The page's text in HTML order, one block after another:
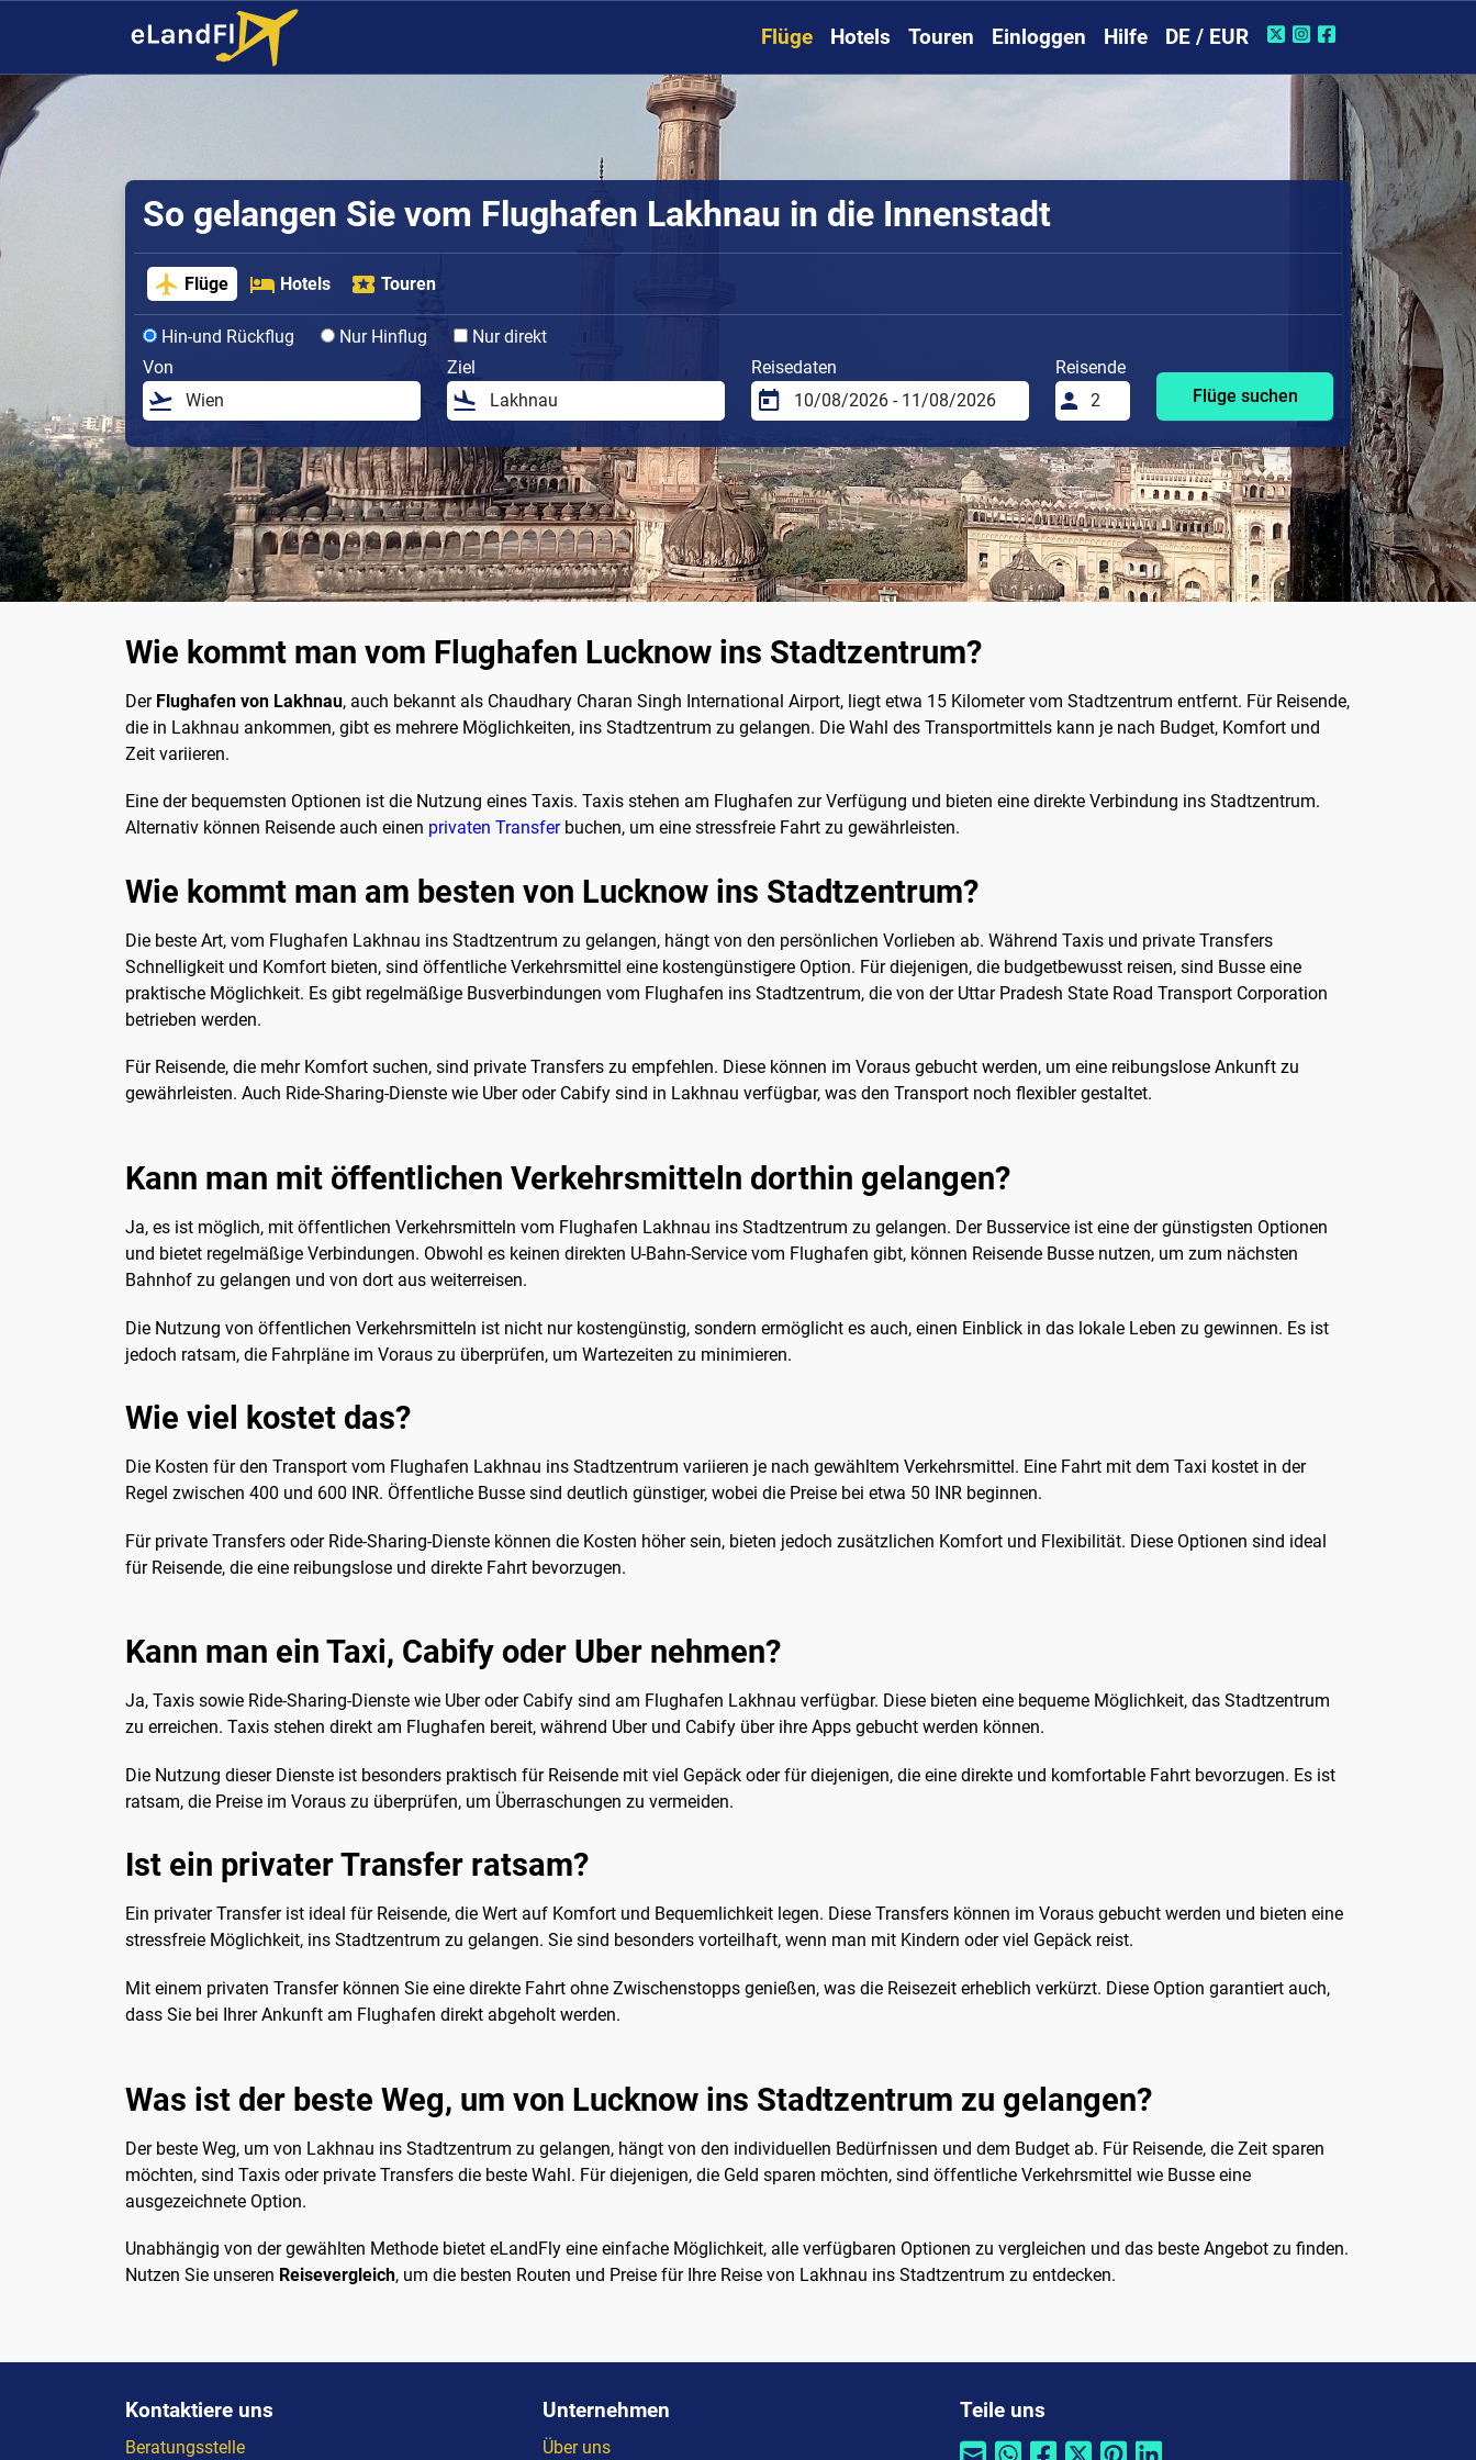
Flüge Hotels Touren Einloggen Hilfe DE / EUR
So gelangen Sie vom Flughafen Lakhnau in die Innenstadt
Flüge Hotels Touren
Hin-und Rückflug Nur Hinflug
Nur direkt
Von
Ziel Reisedaten
Reisende
Flüge suchen
Wie kommt man vom Flughafen Lucknow ins Stadtzentrum?
Der Flughafen von Lakhnau, auch bekannt als Chaudhary Charan Singh International Airport, liegt etwa 15 Kilometer vom Stadtzentrum entfernt. Für Reisende,
die in Lakhnau ankommen, gibt es mehrere Möglichkeiten, ins Stadtzentrum zu gelangen. Die Wahl des Transportmittels kann je nach Budget, Komfort und
Zeit variieren.
Eine der bequemsten Optionen ist die Nutzung eines Taxis. Taxis stehen am Flughafen zur Verfügung und bieten eine direkte Verbindung ins Stadtzentrum.
Alternativ können Reisende auch einen privaten Transferbuchen, um eine stressfreie Fahrt zu gewährleisten.
Wie kommt man am besten von Lucknow ins Stadtzentrum?
Die beste Art, vom Flughafen Lakhnau ins Stadtzentrum zu gelangen, hängt von den persönlichen Vorlieben ab. Während Taxis und private Transfers
Schnelligkeit und Komfort bieten, sind öffentliche Verkehrsmittel eine kostengünstigere Option. Für diejenigen, die budgetbewusst reisen, sind Busse eine
praktische Möglichkeit. Es gibt regelmäßige Busverbindungen vom Flughafen ins Stadtzentrum, die von der Uttar Pradesh State Road Transport Corporation
betrieben werden.
Für Reisende, die mehr Komfort suchen, sind private Transfers zu empfehlen. Diese können im Voraus gebucht werden, um eine reibungslose Ankunft zu
gewährleisten. Auch Ride-Sharing-Dienste wie Uber oder Cabify sind in Lakhnau verfügbar, was den Transport noch flexibler gestaltet.
Kann man mit öffentlichen Verkehrsmitteln dorthin gelangen?
Ja, es ist möglich, mit öffentlichen Verkehrsmitteln vom Flughafen Lakhnau ins Stadtzentrum zu gelangen. Der Busservice ist eine der günstigsten Optionen
und bietet regelmäßige Verbindungen. Obwohl es keinen direkten U-Bahn-Service vom Flughafen gibt, können Reisende Busse nutzen, um zum nächsten
Bahnhof zu gelangen und von dort aus weiterreisen.
Die Nutzung von öffentlichen Verkehrsmitteln ist nicht nur kostengünstig, sondern ermöglicht es auch, einen Einblick in das lokale Leben zu gewinnen. Es ist
jedoch ratsam, die Fahrpläne im Voraus zu überprüfen, um Wartezeiten zu minimieren.
Wie viel kostet das?
Die Kosten für den Transport vom Flughafen Lakhnau ins Stadtzentrum variieren je nach gewähltem Verkehrsmittel. Eine Fahrt mit dem Taxi kostet in der
Regel zwischen 400 und 600 INR. Öffentliche Busse sind deutlich günstiger, wobei die Preise bei etwa 50 INR beginnen.
Für private Transfers oder Ride-Sharing-Dienste können die Kosten höher sein, bieten jedoch zusätzlichen Komfort und Flexibilität. Diese Optionen sind ideal
für Reisende, die eine reibungslose und direkte Fahrt bevorzugen.
Kann man ein Taxi, Cabify oder Uber nehmen?
Ja, Taxis sowie Ride-Sharing-Dienste wie Uber oder Cabify sind am Flughafen Lakhnau verfügbar. Diese bieten eine bequeme Möglichkeit, das Stadtzentrum
zu erreichen. Taxis stehen direkt am Flughafen bereit, während Uber und Cabify über ihre Apps gebucht werden können.
Die Nutzung dieser Dienste ist besonders praktisch für Reisende mit viel Gepäck oder für diejenigen, die eine direkte und komfortable Fahrt bevorzugen. Es ist
ratsam, die Preise im Voraus zu überprüfen, um Überraschungen zu vermeiden.
Ist ein privater Transfer ratsam?
Ein privater Transfer ist ideal für Reisende, die Wert auf Komfort und Bequemlichkeit legen. Diese Transfers können im Voraus gebucht werden und bieten eine
stressfreie Möglichkeit, ins Stadtzentrum zu gelangen. Sie sind besonders vorteilhaft, wenn man mit Kindern oder viel Gepäck reist.
Mit einem privaten Transfer können Sie eine direkte Fahrt ohne Zwischenstopps genießen, was die Reisezeit erheblich verkürzt. Diese Option garantiert auch,
dass Sie bei Ihrer Ankunft am Flughafen direkt abgeholt werden.
Was ist der beste Weg, um von Lucknow ins Stadtzentrum zu gelangen?
Der beste Weg, um von Lakhnau ins Stadtzentrum zu gelangen, hängt von den individuellen Bedürfnissen und dem Budget ab. Für Reisende, die Zeit sparen
möchten, sind Taxis oder private Transfers die beste Wahl. Für diejenigen, die Geld sparen möchten, sind öffentliche Verkehrsmittel wie Busse eine
ausgezeichnete Option.
Unabhängig von der gewählten Methode bietet eLandFly eine einfache Möglichkeit, alle verfügbaren Optionen zu vergleichen und das beste Angebot zu finden.
Nutzen Sie unseren Reisevergleich, um die besten Routen und Preise für Ihre Reise von Lakhnau ins Stadtzentrum zu entdecken.
Kontaktiere uns
Beratungsstelle
Unternehmen
Über uns
Teile uns